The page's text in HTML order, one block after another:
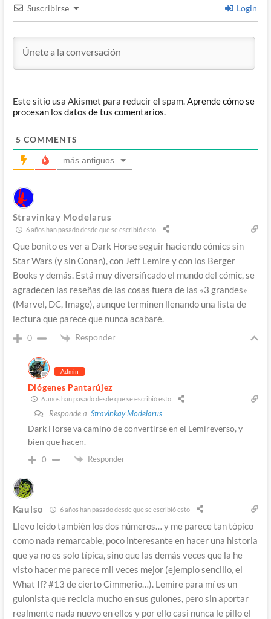
Suscribirse Login
Este sitio usa Akismet para reducir el spam.Aprende cómo se
procesan los datos de tus comentarios.
5 COMMENTS
más antiguos
Stravinkay Modelarus
6 años han pasado desde que se escribió esto
Que bonito es ver a Dark Horse seguir haciendo cómics sin
Star Wars (y sin Conan), con Jeff Lemire y con los Berger
Books y demás. Está muy diversificado el mundo del cómic, se
agradecen las reseñas de las cosas fuera de las «3 grandes»
(Marvel, DC, Image), aunque terminen llenando una lista de
lectura que parece que nunca acabaré.
0 Responder
Admin
Diógenes Pantarújez
6 años han pasado desde que se escribió esto
Responde a Stravinkay Modelarus
Dark Horse va camino de convertirse en el Lemireverso, y
bien que hacen.
0 Responder
Kaulso 6 años han pasado desde que se escribió esto
Llevo leido también los dos números… y me parece tan tópico
como nada remarcable, poco interesante en hacer una historia
que ya no es solo típica, sino que las demás veces que la he
visto hacer me parece mil veces mejor (ejemplo sencillo, el
What If? #13 de cierto Cimmerio…). Lemire para mí es un
guionista que recicla mucho en sus guiones, pero sin aportar
realmente nada nuevo en ellos y por ello casi nunca le pillo el